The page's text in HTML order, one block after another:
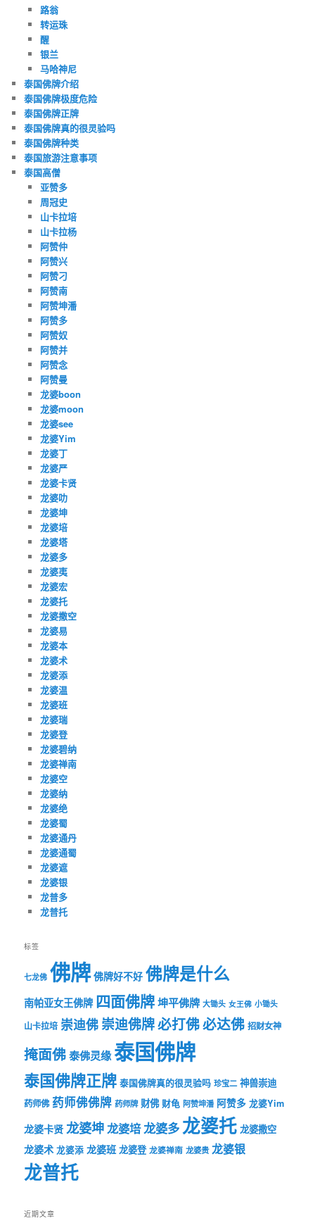
路翁
转运珠
醒
银兰
马哈神尼
泰国佛牌介绍
泰国佛牌极度危险
泰国佛牌正牌
泰国佛牌真的很灵验吗
泰国佛牌种类
泰国旅游注意事项
泰国高僧
亚赞多
周冠史
山卡拉培
山卡拉杨
阿赞仲
阿赞兴
阿赞刁
阿赞南
阿赞坤潘
阿赞多
阿赞奴
阿赞并
阿赞念
阿赞曼
龙婆boon
龙婆moon
龙婆see
龙婆Yim
龙婆丁
龙婆严
龙婆卡贤
龙婆叻
龙婆坤
龙婆培
龙婆塔
龙婆多
龙婆夷
龙婆宏
龙婆托
龙婆撒空
龙婆易
龙婆本
龙婆术
龙婆添
龙婆温
龙婆班
龙婆瑞
龙婆登
龙婆碧纳
龙婆禅南
龙婆空
龙婆纳
龙婆绝
龙婆蜀
龙婆通丹
龙婆通蜀
龙婆遮
龙婆银
龙普多
龙普托
标签
七龙佛 佛牌 佛牌好不好 佛牌是什么
南帕亚女王佛牌 四面佛牌坤平佛牌 大锄头 女王佛 小锄头
山卡拉培 崇迪佛崇迪佛牌必打佛必达佛 招财女神
掩面佛泰佛灵缘泰国佛牌
泰国佛牌正牌 泰国佛牌真的很灵验吗 珍宝二 神兽崇迪
药师佛 药师佛佛牌 药师牌 财佛 财龟 阿赞坤潘 阿赞多 龙婆Yim
龙婆卡贤 龙婆坤龙婆培 龙婆多龙婆托 龙婆撒空
龙婆术 龙婆添 龙婆班 龙婆登 龙婆禅南 龙婆贵 龙婆银
龙普托
近期文章